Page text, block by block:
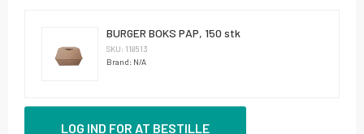
BURGER BOKS PAP, 150 stk
SKU: 118513
Brand: N/A
LOG IND FOR AT BESTILLE